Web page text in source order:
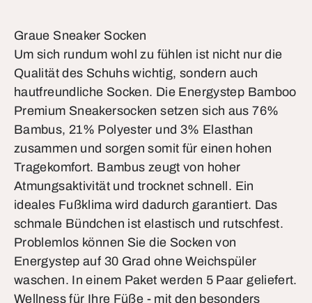
Graue Sneaker Socken
Um sich rundum wohl zu fühlen ist nicht nur die
Qualität des Schuhs wichtig, sondern auch
hautfreundliche Socken. Die Energystep Bamboo
Premium Sneakersocken setzen sich aus 76%
Bambus, 21% Polyester und 3% Elasthan
zusammen und sorgen somit für einen hohen
Tragekomfort. Bambus zeugt von hoher
Atmungsaktivität und trocknet schnell. Ein
ideales Fußklima wird dadurch garantiert. Das
schmale Bündchen ist elastisch und rutschfest.
Problemlos können Sie die Socken von
Energystep auf 30 Grad ohne Weichspüler
waschen. In einem Paket werden 5 Paar geliefert.
Wellness für Ihre Füße - mit den besonders